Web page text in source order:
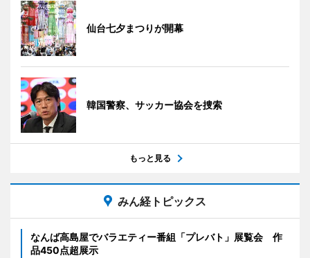
仙台七夕まつりが開幕
韓国警察、サッカー協会を捜索
もっと見る
みん経トピックス
なんば高島屋でバラエティー番組「プレバト」展覧会 作
品450点超展示